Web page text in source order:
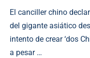
El canciller chino
del gigante asiático
intento de crear ‘dos
a pesar …